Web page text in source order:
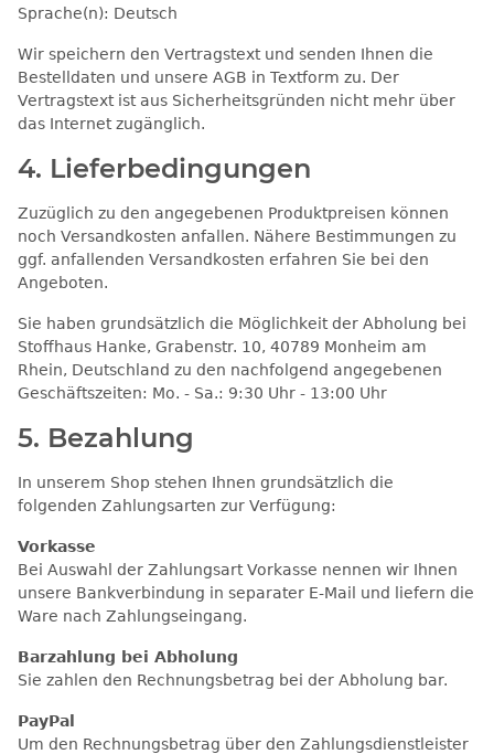
Sprache(n): Deutsch
Wir speichern den Vertragstext und senden Ihnen die
Bestelldaten und unsere AGB in Textform zu. Der
Vertragstext ist aus Sicherheitsgründen nicht mehr über
das Internet zugänglich.
4. Lieferbedingungen
Zuzüglich zu den angegebenen Produktpreisen können
noch Versandkosten anfallen. Nähere Bestimmungen zu
ggf. anfallenden Versandkosten erfahren Sie bei den
Angeboten.
Sie haben grundsätzlich die Möglichkeit der Abholung bei
Stoffhaus Hanke, Grabenstr. 10, 40789 Monheim am
Rhein, Deutschland zu den nachfolgend angegebenen
Geschäftszeiten: Mo. - Sa.: 9:30 Uhr - 13:00 Uhr
5. Bezahlung
In unserem Shop stehen Ihnen grundsätzlich die
folgenden Zahlungsarten zur Verfügung:
Vorkasse
Bei Auswahl der Zahlungsart Vorkasse nennen wir Ihnen
unsere Bankverbindung in separater E-Mail und liefern die
Ware nach Zahlungseingang.
Barzahlung bei Abholung
Sie zahlen den Rechnungsbetrag bei der Abholung bar.
PayPal
Um den Rechnungsbetrag über den Zahlungsdienstleister